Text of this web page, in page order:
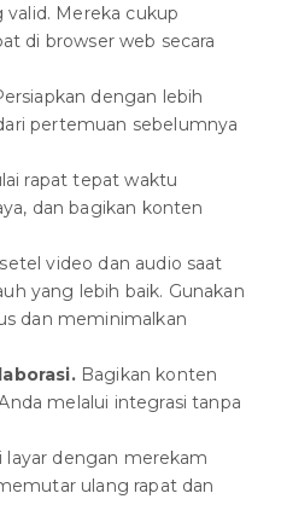
Mereka cukup
di browser web secara
dengan lebih
pertemuan sebelumnya
rapat tepat waktu
dan bagikan konten
video dan audio saat
yang lebih baik. Gunakan
dan meminimalkan
Bagikan konten
melalui integrasi tanpa
layar dengan merekam
ulang rapat dan